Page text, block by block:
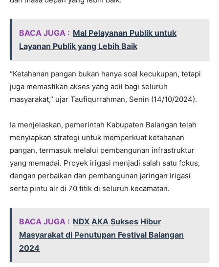
BACA JUGA : Mal Pelayanan Publik untuk
Layanan Publik yang Lebih Baik
“Ketahanan pangan bukan hanya soal kecukupan, tetapi
juga memastikan akses yang adil bagi seluruh
masyarakat,” ujar Taufiqurrahman, Senin (14/10/2024).
Ia menjelaskan, pemerintah Kabupaten Balangan telah
menyiapkan strategi untuk memperkuat ketahanan
pangan, termasuk melalui pembangunan infrastruktur
yang memadai. Proyek irigasi menjadi salah satu fokus,
dengan perbaikan dan pembangunan jaringan irigasi
serta pintu air di 70 titik di seluruh kecamatan.
BACA JUGA : NDX AKA Sukses Hibur
Masyarakat di Penutupan Festival Balangan
2024